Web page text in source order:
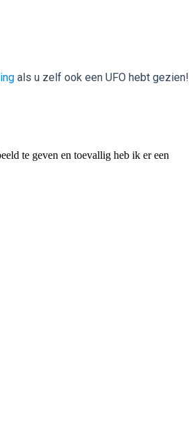
als u zelf ook een UFO hebt gezien!